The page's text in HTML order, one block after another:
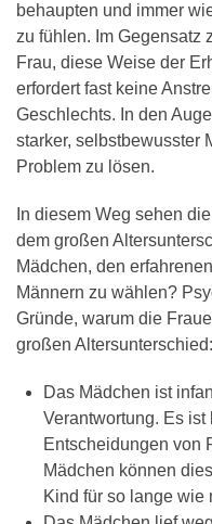
behaupten und immer
zu fühlen. Im Gegensatz
Frau, diese Weise der
erfordert fast keine
Geschlechts. In den
starker, selbstbewusster
Problem zu lösen.
In diesem Weg sehen
dem großen
Mädchen, den
Männern zu wählen?
Gründe, warum die
großen Altersunterschied:
Das Mädchen ist
Verantwortung. Es
Entscheidungen von
Mädchen können
Kind für so lange wie